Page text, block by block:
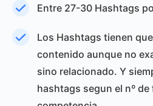
Entre 27-30 Hashtags
Los Hashtags tienen
contenido aunque no
sino relacionado. Y
hashtags segun el nº